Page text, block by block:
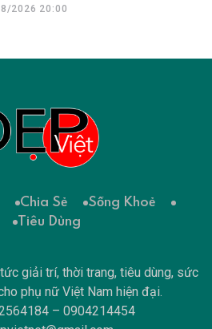
2026 20:00
Chia Sẻ
Sống Khoẻ
Tiêu Dùng
giải trí, thời trang, tiêu dùng, sức
phụ nữ Việt Nam hiện đại.
– 0904214454